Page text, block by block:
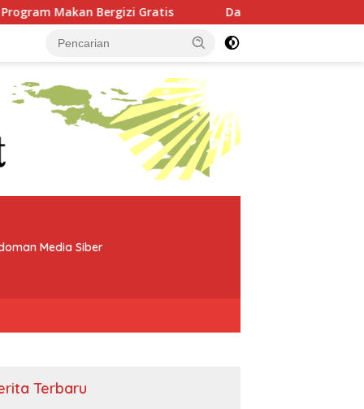
Gratis Dari Babo, Kapolres Teluk Bintuni Perkuat
Media Siber
Terbaru